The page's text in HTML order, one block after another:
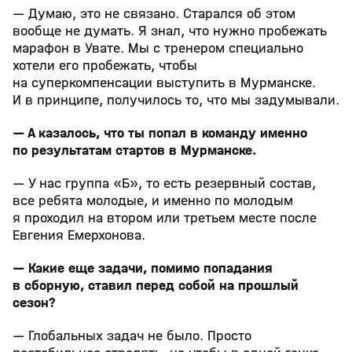
— Думаю, это не связано. Старался об этом
вообще не думать. Я знал, что нужно пробежать
марафон в Увате. Мы с тренером специально
хотели его пробежать, чтобы
на суперкомпенсации выступить в Мурманске.
И в принципе, получилось то, что мы задумывали.
— А казалось, что ты попал в команду именно
по результатам стартов в Мурманске.
— У нас группа «Б», то есть резервный состав,
все ребята молодые, и именно по молодым
я проходил на втором или третьем месте после
Евгения Емерхонова.
— Какие еще задачи, помимо попадания
в сборную, ставил перед собой на прошлый
сезон?
— Глобальных задач не было. Просто